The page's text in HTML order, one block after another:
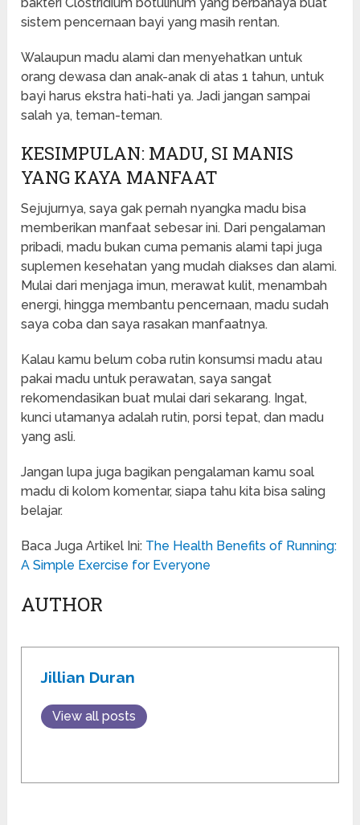
sistem pencernaan bayi yang masih rentan.
Walaupun madu alami dan menyehatkan untuk
orang dewasa dan anak-anak di atas 1 tahun, untuk
bayi harus ekstra hati-hati ya. Jadi jangan sampai
salah ya, teman-teman.
KESIMPULAN: MADU, SI MANIS
YANG KAYA MANFAAT
Sejujurnya, saya gak pernah nyangka madu bisa
memberikan manfaat sebesar ini. Dari pengalaman
pribadi, madu bukan cuma pemanis alami tapi juga
suplemen kesehatan yang mudah diakses dan alami.
Mulai dari menjaga imun, merawat kulit, menambah
energi, hingga membantu pencernaan, madu sudah
saya coba dan saya rasakan manfaatnya.
Kalau kamu belum coba rutin konsumsi madu atau
pakai madu untuk perawatan, saya sangat
rekomendasikan buat mulai dari sekarang. Ingat,
kunci utamanya adalah rutin, porsi tepat, dan madu
yang asli.
Jangan lupa juga bagikan pengalaman kamu soal
madu di kolom komentar, siapa tahu kita bisa saling
belajar.
Baca Juga Artikel Ini: The Health Benefits of Running:
A Simple Exercise for Everyone
AUTHOR
Jillian Duran
View all posts